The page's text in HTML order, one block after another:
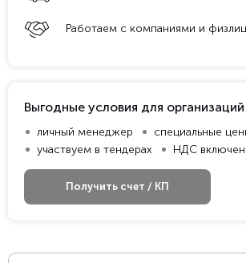
Работаем с компаниями и
Выгодные условия для организаций
личный менеджер
специальные
участвуем в тендерах
НДС включен
Получить счет / КП